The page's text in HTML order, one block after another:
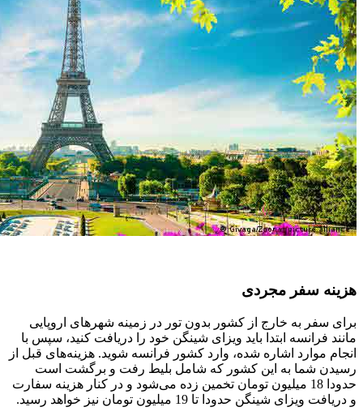
هزینه سفر مجردی
برای سفر به خارج از کشور بدون تور در زمینه شهرهای اروپایی
مانند فرانسه ابتدا باید ویزای شینگن خود را دریافت کنید، سپس با
انجام موارد اشاره شده، وارد کشور فرانسه شوید. هزینه‌های قبل از
رسیدن شما به این کشور که شامل بلیط رفت‌ و برگشت است
حدودا 18 میلیون تومان تخمین زده می‌شود و در کنار هزینه سفارت
و دریافت ویزای شینگن حدودا تا 19 میلیون تومان نیز خواهد رسید.